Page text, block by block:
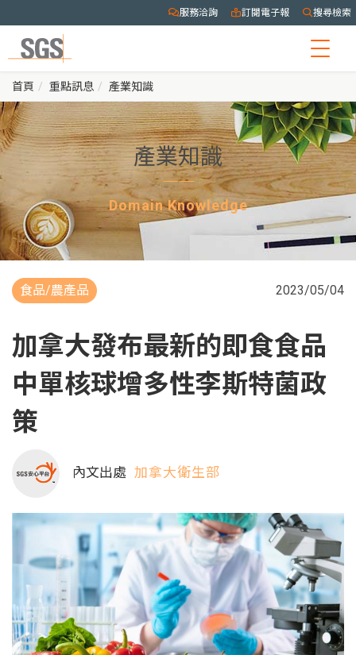
服務洽詢 訂閱電子報 搜尋檢索
首頁 重點訊息 產業知識
產業知識
Domain Knowledge
食品/農產品 2023/05/04
加拿大發布最新的即食食品
中單核球增多性李斯特菌政
策
內文出處 加拿大衛生部